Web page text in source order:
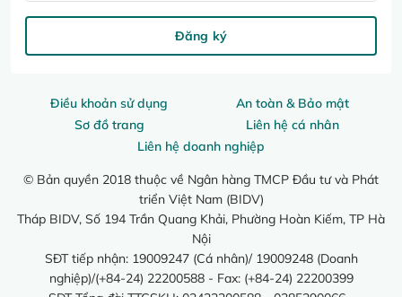
Điều khoản sử dụng
An toàn & Bảo mật
Sơ đồ trang
Liên hệ cá nhân
Liên hệ doanh nghiệp
© Bản quyền 2018 thuộc về Ngân hàng TMCP Đầu tư và Phát
triển Việt Nam (BIDV)
Tháp BIDV, Số 194 Trần Quang Khải, Phường Hoàn Kiếm, TP Hà
Nội
SĐT tiếp nhận: 19009247 (Cá nhân)/ 19009248 (Doanh
nghiệp)/(+84-24) 22200588 - Fax: (+84-24) 22200399
Đăng ký